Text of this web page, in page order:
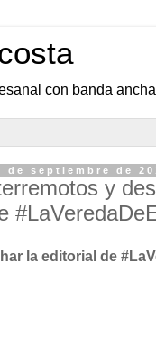
con banda ancha
de septiembre de
y
la editorial de